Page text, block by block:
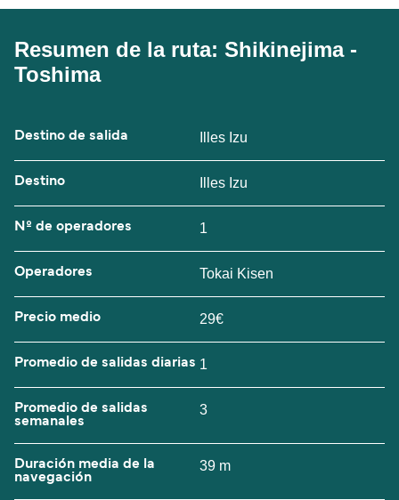
Resumen de la ruta: Shikinejima -
Toshima
Destino de salida Illes Izu
Destino Illes Izu
Nº de operadores 1
Operadores Tokai Kisen
Precio medio 29€
Promedio de salidas diarias 1
Promedio de salidas
semanales
3
Duración media de la
navegación
39 m